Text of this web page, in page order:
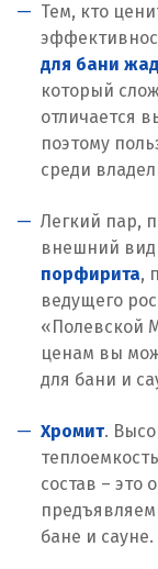
Тем, кто
для бани
который
отличается
поэтому
среди
Легкий пар,
внешний вид
порфирита,
ведущего
«Полевской
ценам вы
для бани и
Хромит.
состав – это
бане и сауне.